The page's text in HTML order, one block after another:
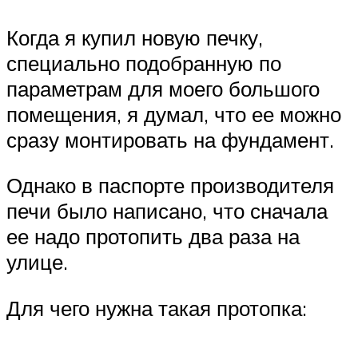
Когда я купил новую печку,
специально подобранную по
параметрам для моего большого
помещения, я думал, что ее можно
сразу монтировать на фундамент.
Однако в паспорте производителя
печи было написано, что сначала
ее надо протопить два раза на
улице.
Для чего нужна такая протопка: